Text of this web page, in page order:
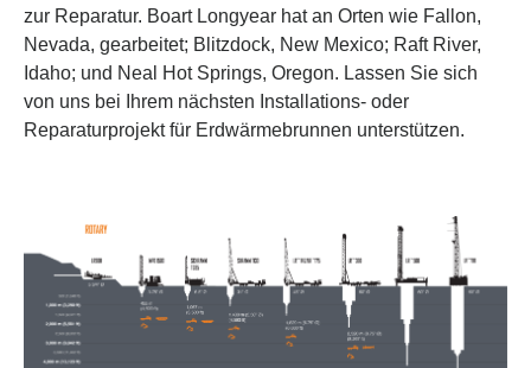
zur Reparatur. Boart Longyear hat an Orten wie Fallon,
Nevada, gearbeitet; Blitzdock, New Mexico; Raft River,
Idaho; und Neal Hot Springs, Oregon. Lassen Sie sich
von uns bei Ihrem nächsten Installations- oder
Reparaturprojekt für Erdwärmebrunnen unterstützen.